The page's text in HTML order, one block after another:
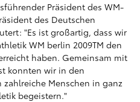
Präsident des WM-
des Deutschen
"Es ist großartig, dass wir
WM berlin 2009TM den
haben. Gemeinsam mit
konnten wir in den
zahlreiche Menschen in ganz
begeistern."